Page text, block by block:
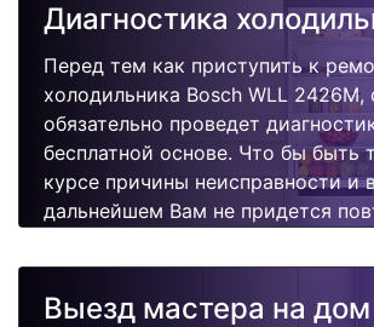
Диагностика
Перед тем как приступить к
холодильника Bosch WLL 2426M,
обязательно проведет
бесплатной основе. Что бы быть
курсе причины неисправности и
дальнейшем Вам не придется
поломок.
Выезд мастера на дом